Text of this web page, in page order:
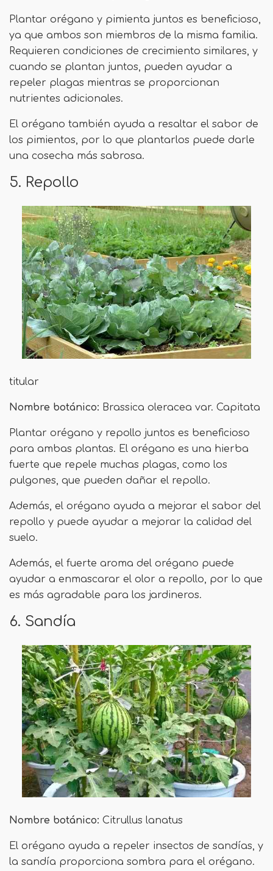
Plantar orégano y pimienta juntos es beneficioso,
ya que ambos son miembros de la misma familia.
Requieren condiciones de crecimiento similares, y
cuando se plantan juntos, pueden ayudar a
repeler plagas mientras se proporcionan
nutrientes adicionales.
El orégano también ayuda a resaltar el sabor de
los pimientos, por lo que plantarlos puede darle
una cosecha más sabrosa.
5. Repollo
titular
Nombre botánico: Brassica oleracea var. Capitata
Plantar orégano y repollo juntos es beneficioso
para ambas plantas. El orégano es una hierba
fuerte que repele muchas plagas, como los
pulgones, que pueden dañar el repollo.
Además, el orégano ayuda a mejorar el sabor del
repollo y puede ayudar a mejorar la calidad del
suelo.
Además, el fuerte aroma del orégano puede
ayudar a enmascarar el olor a repollo, por lo que
es más agradable para los jardineros.
6. Sandía
Nombre botánico: Citrullus lanatus
El orégano ayuda a repeler insectos de sandías, y
la sandía proporciona sombra para el orégano.